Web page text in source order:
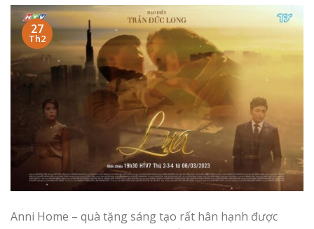
27
Th2
Anni Home – quà tặng sáng tạo rất hân hạnh được